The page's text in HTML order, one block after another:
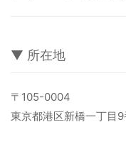
設計及び建築関係者
▼ 所在地
〒105-0004
東京都港区新橋一丁目